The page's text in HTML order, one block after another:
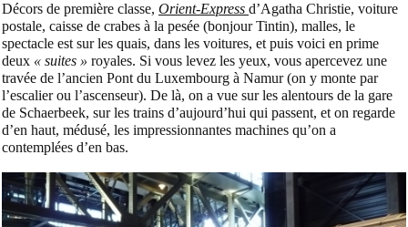
Décors de première classe, Orient-Express d’Agatha Christie, voiture
postale, caisse de crabes à la pesée (bonjour Tintin), malles, le
spectacle est sur les quais, dans les voitures, et puis voici en prime
deux « suites » royales. Si vous levez les yeux, vous apercevez une
travée de l’ancien Pont du Luxembourg à Namur (on y monte par
l’escalier ou l’ascenseur). De là, on a vue sur les alentours de la gare
de Schaerbeek, sur les trains d’aujourd’hui qui passent, et on regarde
d’en haut, médusé, les impressionnantes machines qu’on a
contemplées d’en bas.